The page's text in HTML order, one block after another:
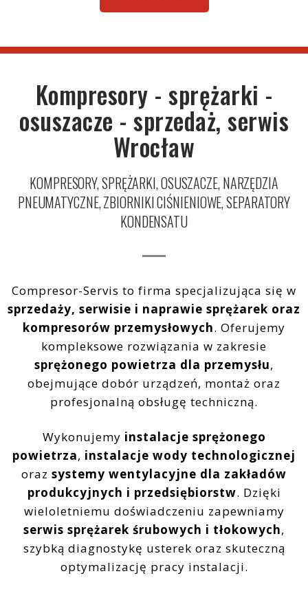
Filtracja
Zbiorniki ciśnieniowe
Instalacje
Kompresory - sprężarki -
osuszacze - sprzedaż, serwis
Wrocław
KOMPRESORY, SPRĘŻARKI, OSUSZACZE, NARZĘDZIA
PNEUMATYCZNE, ZBIORNIKI CIŚNIENIOWE, SEPARATORY
KONDENSATU
Compresor-Servis to firma specjalizująca się w
sprzedaży, serwisie i naprawie sprężarek oraz
kompresorów przemysłowych. Oferujemy
kompleksowe rozwiązania w zakresie
sprężonego powietrza dla przemysłu,
obejmujące dobór urządzeń, montaż oraz
profesjonalną obsługę techniczną.
Wykonujemy instalacje sprężonego
powietrza, instalacje wody technologicznej
oraz systemy wentylacyjne dla zakładów
produkcyjnych i przedsiębiorstw. Dzięki
wieloletniemu doświadczeniu zapewniamy
serwis sprężarek śrubowych i tłokowych,
szybką diagnostykę usterek oraz skuteczną
optymalizację pracy instalacji.